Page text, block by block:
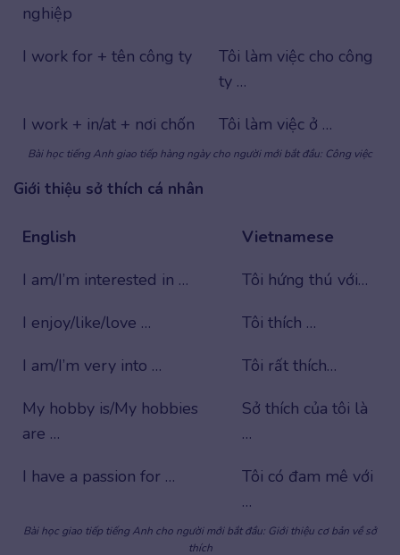
nghiệp
I work for + tên công ty
Tôi làm việc cho công
ty …
I work + in/at + nơi chốn
Tôi làm việc ở …
Bài học tiếng Anh giao tiếp hàng ngày cho người mới bắt đầu: Công việc
Giới thiệu sở thích cá nhân
English
Vietnamese
I am/I’m interested in …
Tôi hứng thú với…
I enjoy/like/love …
Tôi thích …
I am/I’m very into …
Tôi rất thích…
My hobby is/My hobbies
are …
Sở thích của tôi là
…
I have a passion for …
Tôi có đam mê với
…
Bài học giao tiếp tiếng Anh cho người mới bắt đầu: Giới thiệu cơ bản về sở
thích